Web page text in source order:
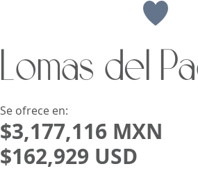
Lomas del
Se ofrece en:
$3,177,116 MXN
$162,929 USD